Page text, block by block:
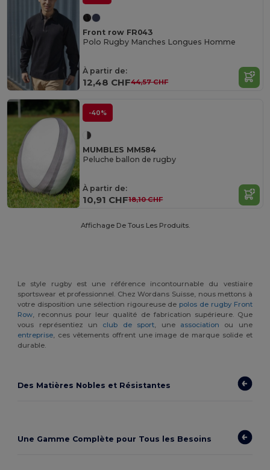
Front row FR043
Polo Rugby Manches Longues Homme
À partir de:
12,48 CHF44,57 CHF
-40%
MUMBLES MM584
Peluche ballon de rugby
À partir de:
10,91 CHF18,10 CHF
Affichage De Tous Les Produits.
Le style rugby est une référence incontournable du vestiaire
sportswear et professionnel. Chez Wordans Suisse, nous mettons à
votre disposition une sélection rigoureuse de polos de rugby Front
Row, reconnus pour leur qualité de fabrication supérieure. Que
vous représentiez un club de sport, une association ou une
entreprise, ces vêtements offrent une image de marque solide et
durable.
Des Matières Nobles et Résistantes
Une Gamme Complète pour Tous les Besoins